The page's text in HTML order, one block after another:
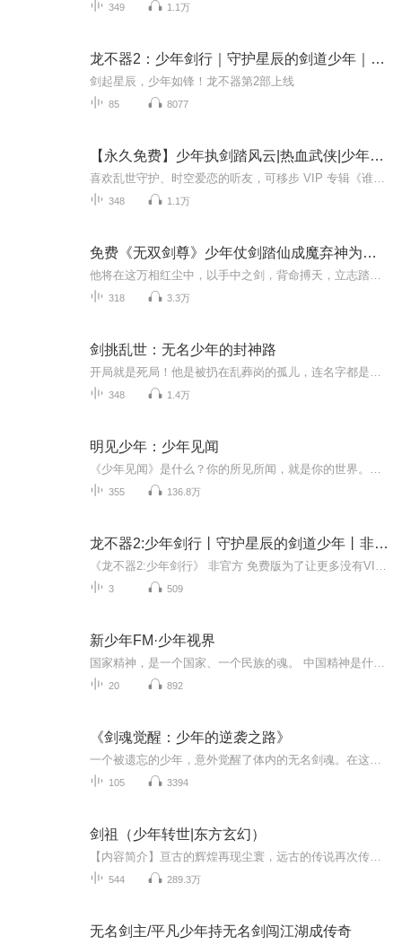
349 1.1万
龙不器2：少年剑行｜守护星辰的剑道少年｜奇喵宇宙非
剑起星辰，少年如锋！龙不器第2部上线
85 8077
【永久免费】少年执剑踏风云|热血武侠|少年逆袭|
348 1.1万
免费《无双剑尊》少年仗剑踏仙成魔弃神为尊剑破苍穹
318 3.3万
剑挑乱世：无名少年的封神路
348 1.4万
明见少年：少年见闻
355 136.8万
龙不器2:少年剑行丨守护星辰的剑道少年丨非官方免费
3 509
新少年FM·少年视界
20 892
《剑魂觉醒：少年的逆袭之路》
105 3394
剑祖（少年转世|东方玄幻）
544 289.3万
无名剑主/平凡少年持无名剑闯江湖成传奇